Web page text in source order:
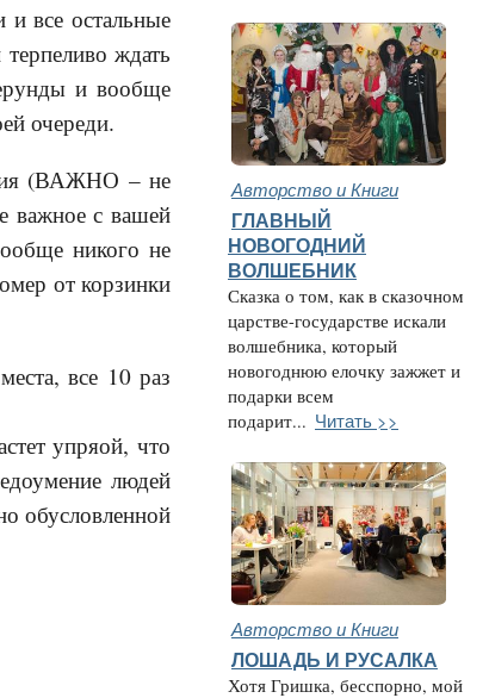
и все остальные
ждать
и вообще
очереди.
(ВАЖНО – не
важное с вашей
никого не
от корзинки
все 10 раз
упряой, что
людей
обусловленной
Авторство и Книги
ГЛАВНЫЙ
НОВОГОДНИЙ
ВОЛШЕБНИК
Сказка о том, как в сказочном
царстве-государстве искали
волшебника, который
новогоднюю елочку зажжет и
подарки всем
подарит... Читать >>
Авторство и Книги
ЛОШАДЬ И РУСАЛКА
Хотя Гришка, бесспорно, мой